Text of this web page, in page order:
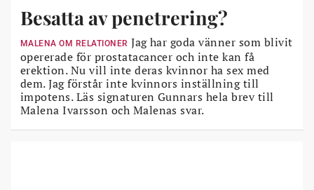
Besatta av penetrering?
MALENA OM RELATIONER Jag har goda vänner som blivit
opererade för prostatacancer och inte kan få
erektion. Nu vill inte deras kvinnor ha sex med
dem. Jag förstår inte kvinnors inställning till
impotens. Läs signaturen Gunnars hela brev till
Malena Ivarsson och Malenas svar.